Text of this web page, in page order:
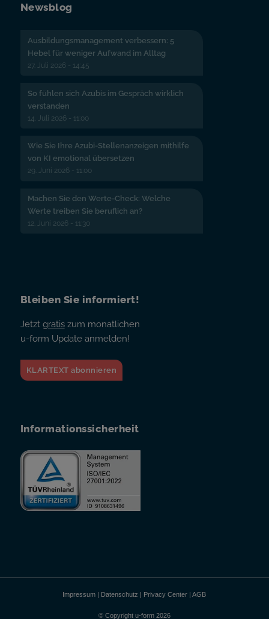
Newsblog
Ausbildungsmanagement verbessern: 5
Hebel für weniger Aufwand im Alltag
27. Juli 2026 - 14:45
So fühlen sich Azubis im Gespräch wirklich
verstanden
14. Juli 2026 - 11:00
Wie Sie Ihre Azubi-Stellenanzeigen mithilfe
von KI emotional übersetzen
29. Juni 2026 - 11:00
Machen Sie den Werte-Check: Welche
Werte treiben Sie beruflich an?
12. Juni 2026 - 11:30
Bleiben Sie informiert!
Jetzt gratiszum monatlichen
u-form Update anmelden!
KLARTEXT abonnieren
Informationssicherheit
Impressum Datenschutz Privacy Center |AGB
© Copyright u-form 2026